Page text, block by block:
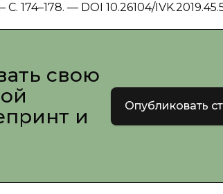
— DOI 10.26104/
свою
и
Опубликовать